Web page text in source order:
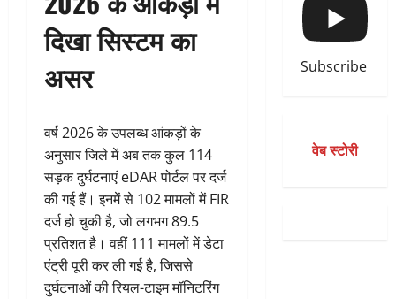
दिखा सिस्टम का
असर
वर्ष 2026 के उपलब्ध आंकड़ों के
अनुसार जिले में अब तक कुल 114
सड़क दुर्घटनाएं eDAR पोर्टल पर दर्ज
की गई हैं। इनमें से 102 मामलों में FIR
दर्ज हो चुकी है, जो लगभग 89.5
प्रतिशत है। वहीं 111 मामलों में डेटा
एंट्री पूरी कर ली गई है, जिससे
दुर्घटनाओं की रियल-टाइम मॉनिटरिंग
Subscribe
वेब स्टोरी